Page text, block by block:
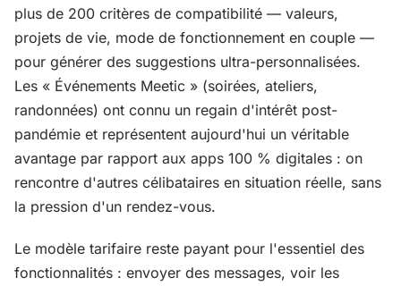
plus de 200 critères de compatibilité — valeurs,
projets de vie, mode de fonctionnement en couple —
pour générer des suggestions ultra-personnalisées.
Les « Événements Meetic » (soirées, ateliers,
randonnées) ont connu un regain d'intérêt post-
pandémie et représentent aujourd'hui un véritable
avantage par rapport aux apps 100 % digitales : on
rencontre d'autres célibataires en situation réelle, sans
la pression d'un rendez-vous.
Le modèle tarifaire reste payant pour l'essentiel des
fonctionnalités : envoyer des messages, voir les